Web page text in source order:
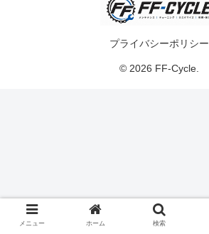
プライバシーポリシー
© 2026 FF-Cycle.
メニュー ホーム 検索